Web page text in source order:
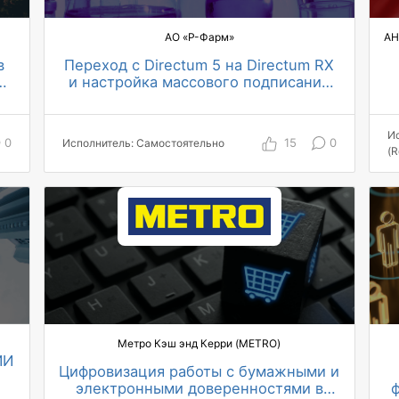
0
АО «Р-Фарм»
Переход с Directum 5 на Directum RX
и настройка массового подписания
компании
автоматизацией по проекту
более 50 топ-менеджеров работают в
документов
Исполнитель: Самостоятельно 15 0
Метро Кэш энд Керри (METRO)
Цифровизация работы с бумажными и
электронными доверенностями в